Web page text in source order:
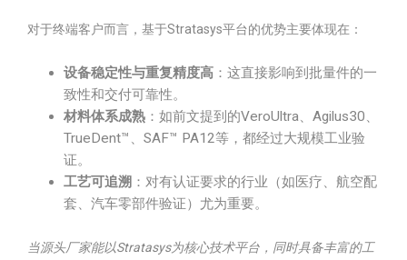
对于终端客户而言，基于Stratasys平台的优势主要体现在：
设备稳定性与重复精度高 ：这直接影响到批量件的一
致性和交付可靠性。
材料体系成熟 ：如前文提到的VeroUltra、Agilus30、
TrueDent™、SAF™ PA12等，都经过大规模工业验
证。
工艺可追溯 ：对有认证要求的行业（如医疗、航空配
套、汽车零部件验证）尤为重要。
当源头厂家能以Stratasys为核心技术平台，同时具备丰富的工